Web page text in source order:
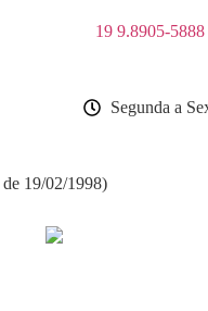
19 9.8905-5888
Segunda a
19/02/1998)